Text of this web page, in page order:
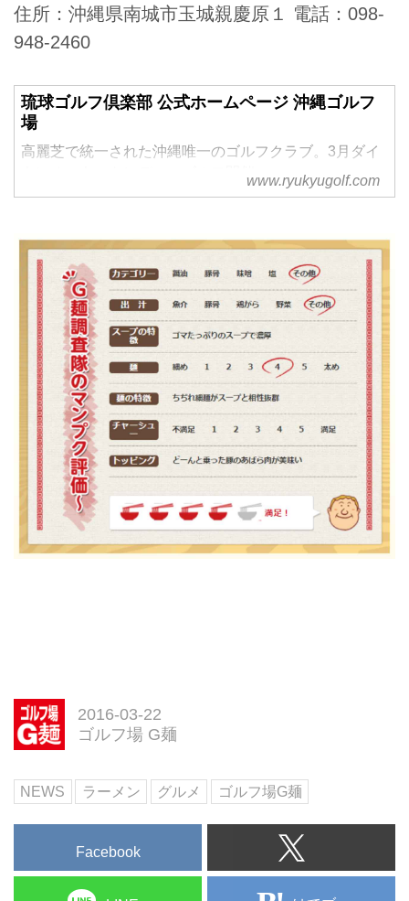
住所：沖縄県南城市玉城親慶原１ 電話：098-
948-2460
琉球ゴルフ倶楽部 公式ホームページ 沖縄ゴルフ
場
高麗芝で統一された沖縄唯一のゴルフクラブ。3月ダイ
www.ryukyugolf.com
2016-03-22
ゴルフ場 G麺
NEWS ラーメン グルメ ゴルフ場G麺
Facebook